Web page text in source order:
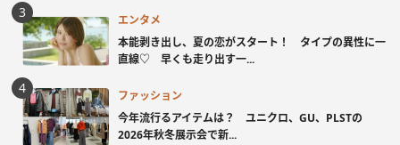
エンタメ
本能剥き出し、夏の恋がスタート！ タイプの異性に一
直線♡ 早くも走り出す一...
ファッション
今年流行るアイテムは？ ユニクロ、GU、PLSTの
2026年秋冬展示会で新...